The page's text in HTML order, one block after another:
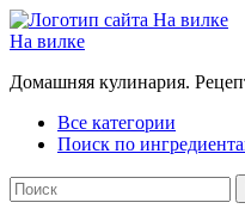
На вилке
Домашняя кулинария.
Все категории
Поиск по